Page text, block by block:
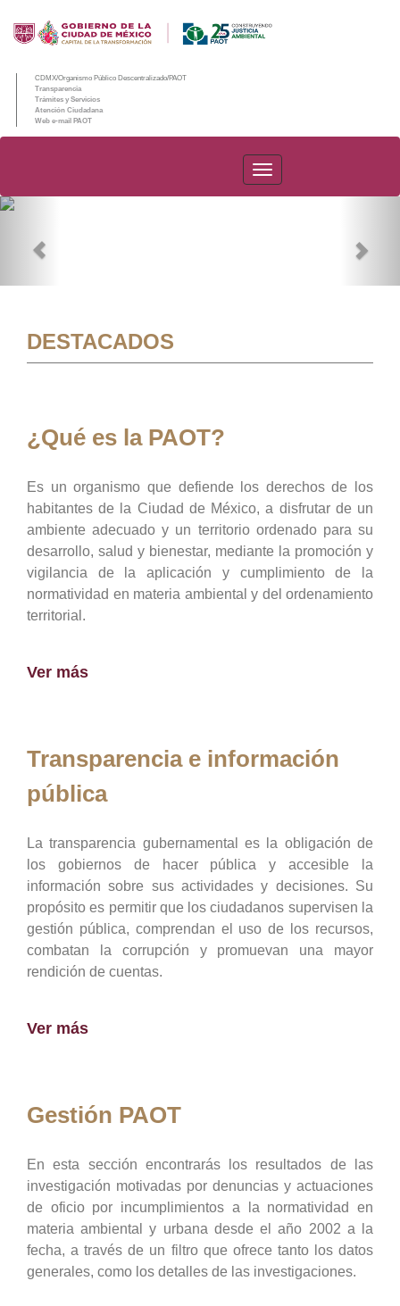
CDMX/Organismo Público Descentralizado/PAOT
Transparencia
Trámites y Servicios
Atención Ciudadana
Web e-mail PAOT
PAOT
DESTACADOS
¿Qué es la PAOT?
Es un organismo que defiende los derechos de los
habitantes de la Ciudad de México, a disfrutar de un
ambiente adecuado y un territorio ordenado para su
desarrollo, salud y bienestar, mediante la promoción y
vigilancia de la aplicación y cumplimiento de la
normatividad en materia ambiental y del ordenamiento
territorial.
Ver más
Transparencia e información
pública
La transparencia gubernamental es la obligación de
los gobiernos de hacer pública y accesible la
información sobre sus actividades y decisiones. Su
propósito es permitir que los ciudadanos supervisen la
gestión pública, comprendan el uso de los recursos,
combatan la corrupción y promuevan una mayor
rendición de cuentas.
Ver más
Gestión PAOT
En esta sección encontrarás los resultados de las
investigación motivadas por denuncias y actuaciones
de oficio por incumplimientos a la normatividad en
materia ambiental y urbana desde el año 2002 a la
fecha, a través de un filtro que ofrece tanto los datos
generales, como los detalles de las investigaciones.